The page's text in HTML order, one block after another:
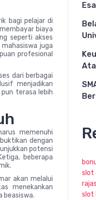
bagi pelajar di
biaya
seperti akses
juga
profesional
dari berbagai
menjadikan
terasa lebih
memenuhi
dengan
potensi
beberapa
akan melalui
menekankan
beasiswa.
slot
slot